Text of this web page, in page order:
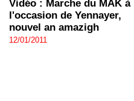
Vidéo : Marche du MAK à
l'occasion de Yennayer,
nouvel an amazigh
12/01/2011